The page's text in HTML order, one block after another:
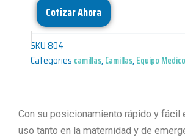
Cotizar Ahora
SKU804
Categories camillas, Camillas, Equipo Medico
Con su posicionamiento rápido y fácil
uso tanto en la maternidad y de